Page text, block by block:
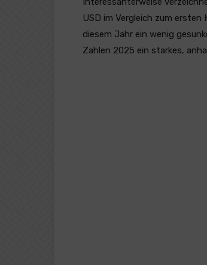
USD im Vergleich zum
diesem Jahr ein wenig
Zahlen 2025 ein starkes,